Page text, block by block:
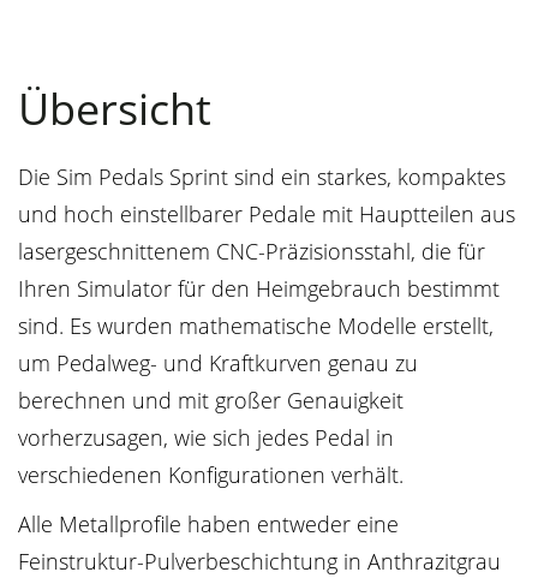
Übersicht
Die Sim Pedals Sprint sind ein starkes, kompaktes
und hoch einstellbarer Pedale mit Hauptteilen aus
lasergeschnittenem CNC-Präzisionsstahl, die für
Ihren Simulator für den Heimgebrauch bestimmt
sind. Es wurden mathematische Modelle erstellt,
um Pedalweg- und Kraftkurven genau zu
berechnen und mit großer Genauigkeit
vorherzusagen, wie sich jedes Pedal in
verschiedenen Konfigurationen verhält.
Alle Metallprofile haben entweder eine
Feinstruktur-Pulverbeschichtung in Anthrazitgrau